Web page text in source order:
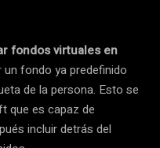
fondos virtuales en
un fondo ya predefinido
de la persona. Esto se
que es capaz de
incluir detrás del